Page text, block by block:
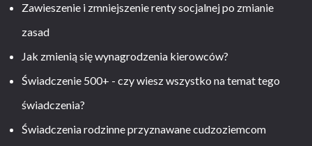
Zawieszenie i zmniejszenie renty socjalnej po zmianie
zasad
Jak zmienią się wynagrodzenia kierowców?
Świadczenie 500+ - czy wiesz wszystko na temat tego
świadczenia?
Świadczenia rodzinne przyznawane cudzoziemcom